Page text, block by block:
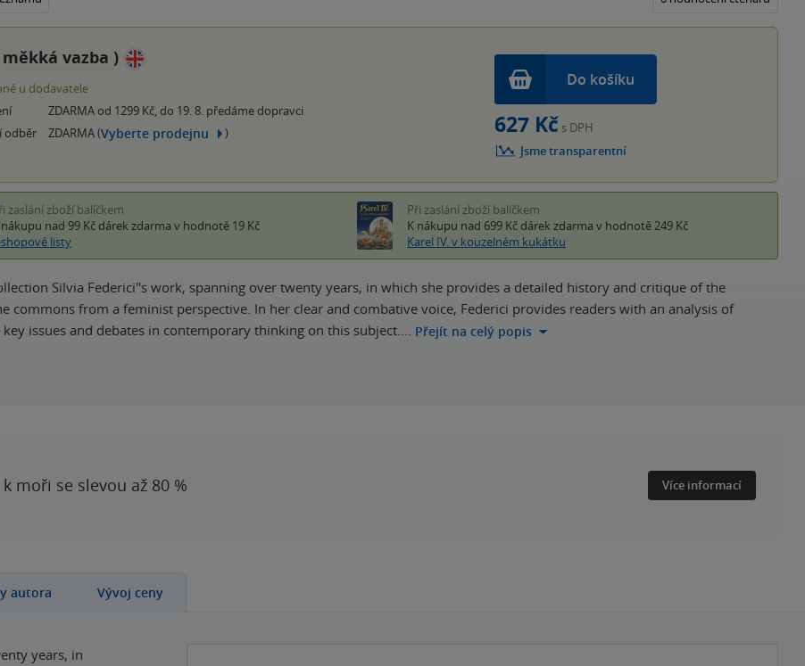
měkká vazba )
u dodavatele
ZDARMA od 1299 Kč, do 19. 8. předáme dopravci
odběr
ZDARMA (Vyberte prodejnu )
Do košíku
627 Kč s DPH
Jsme transparentní
zaslání zboží balíčkem
nákupu nad 99 Kč dárek zdarma v hodnotě 19 Kč
shopové listy
Při zaslání zboží balíčkem
K nákupu nad 699 Kč dárek zdarma v hodnotě 249 Kč
Karel IV. v kouzelném kukátku
Silvia Federici''s work, spanning over twenty years, in which she provides a detailed history and critique of the
commons from a feminist perspective. In her clear and combative voice, Federici provides readers with an analysis of
issues and debates in contemporary thinking on this subject.… Přejít na celý popis
moři se slevou až 80 % Více informací
autora Vývoj ceny
years, in